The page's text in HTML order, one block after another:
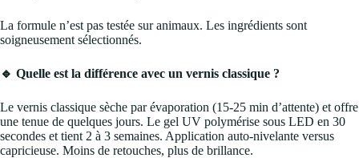
La formule n’est pas testée sur animaux. Les ingrédients sont
soigneusement sélectionnés.
🔹 Quelle est la différence avec un vernis classique ?
Le vernis classique sèche par évaporation (15-25 min d’attente) et offre
une tenue de quelques jours. Le gel UV polymérise sous LED en 30
secondes et tient 2 à 3 semaines. Application auto-nivelante versus
capricieuse. Moins de retouches, plus de brillance.